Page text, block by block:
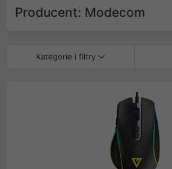
Producent: Modecom
Kategorie i filtry